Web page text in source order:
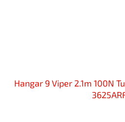
Hangar 9 Viper 2.1m 100N